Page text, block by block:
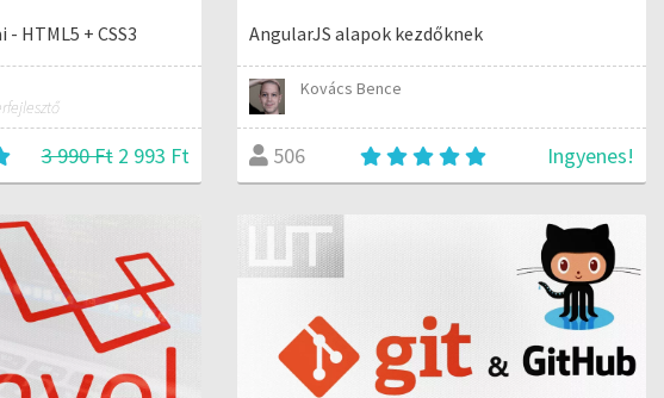
HTML5 + CSS3
3 990 Ft2 993 Ft
AngularJS alapok kezdőknek
Kovács Bence
506 Ingyenes!